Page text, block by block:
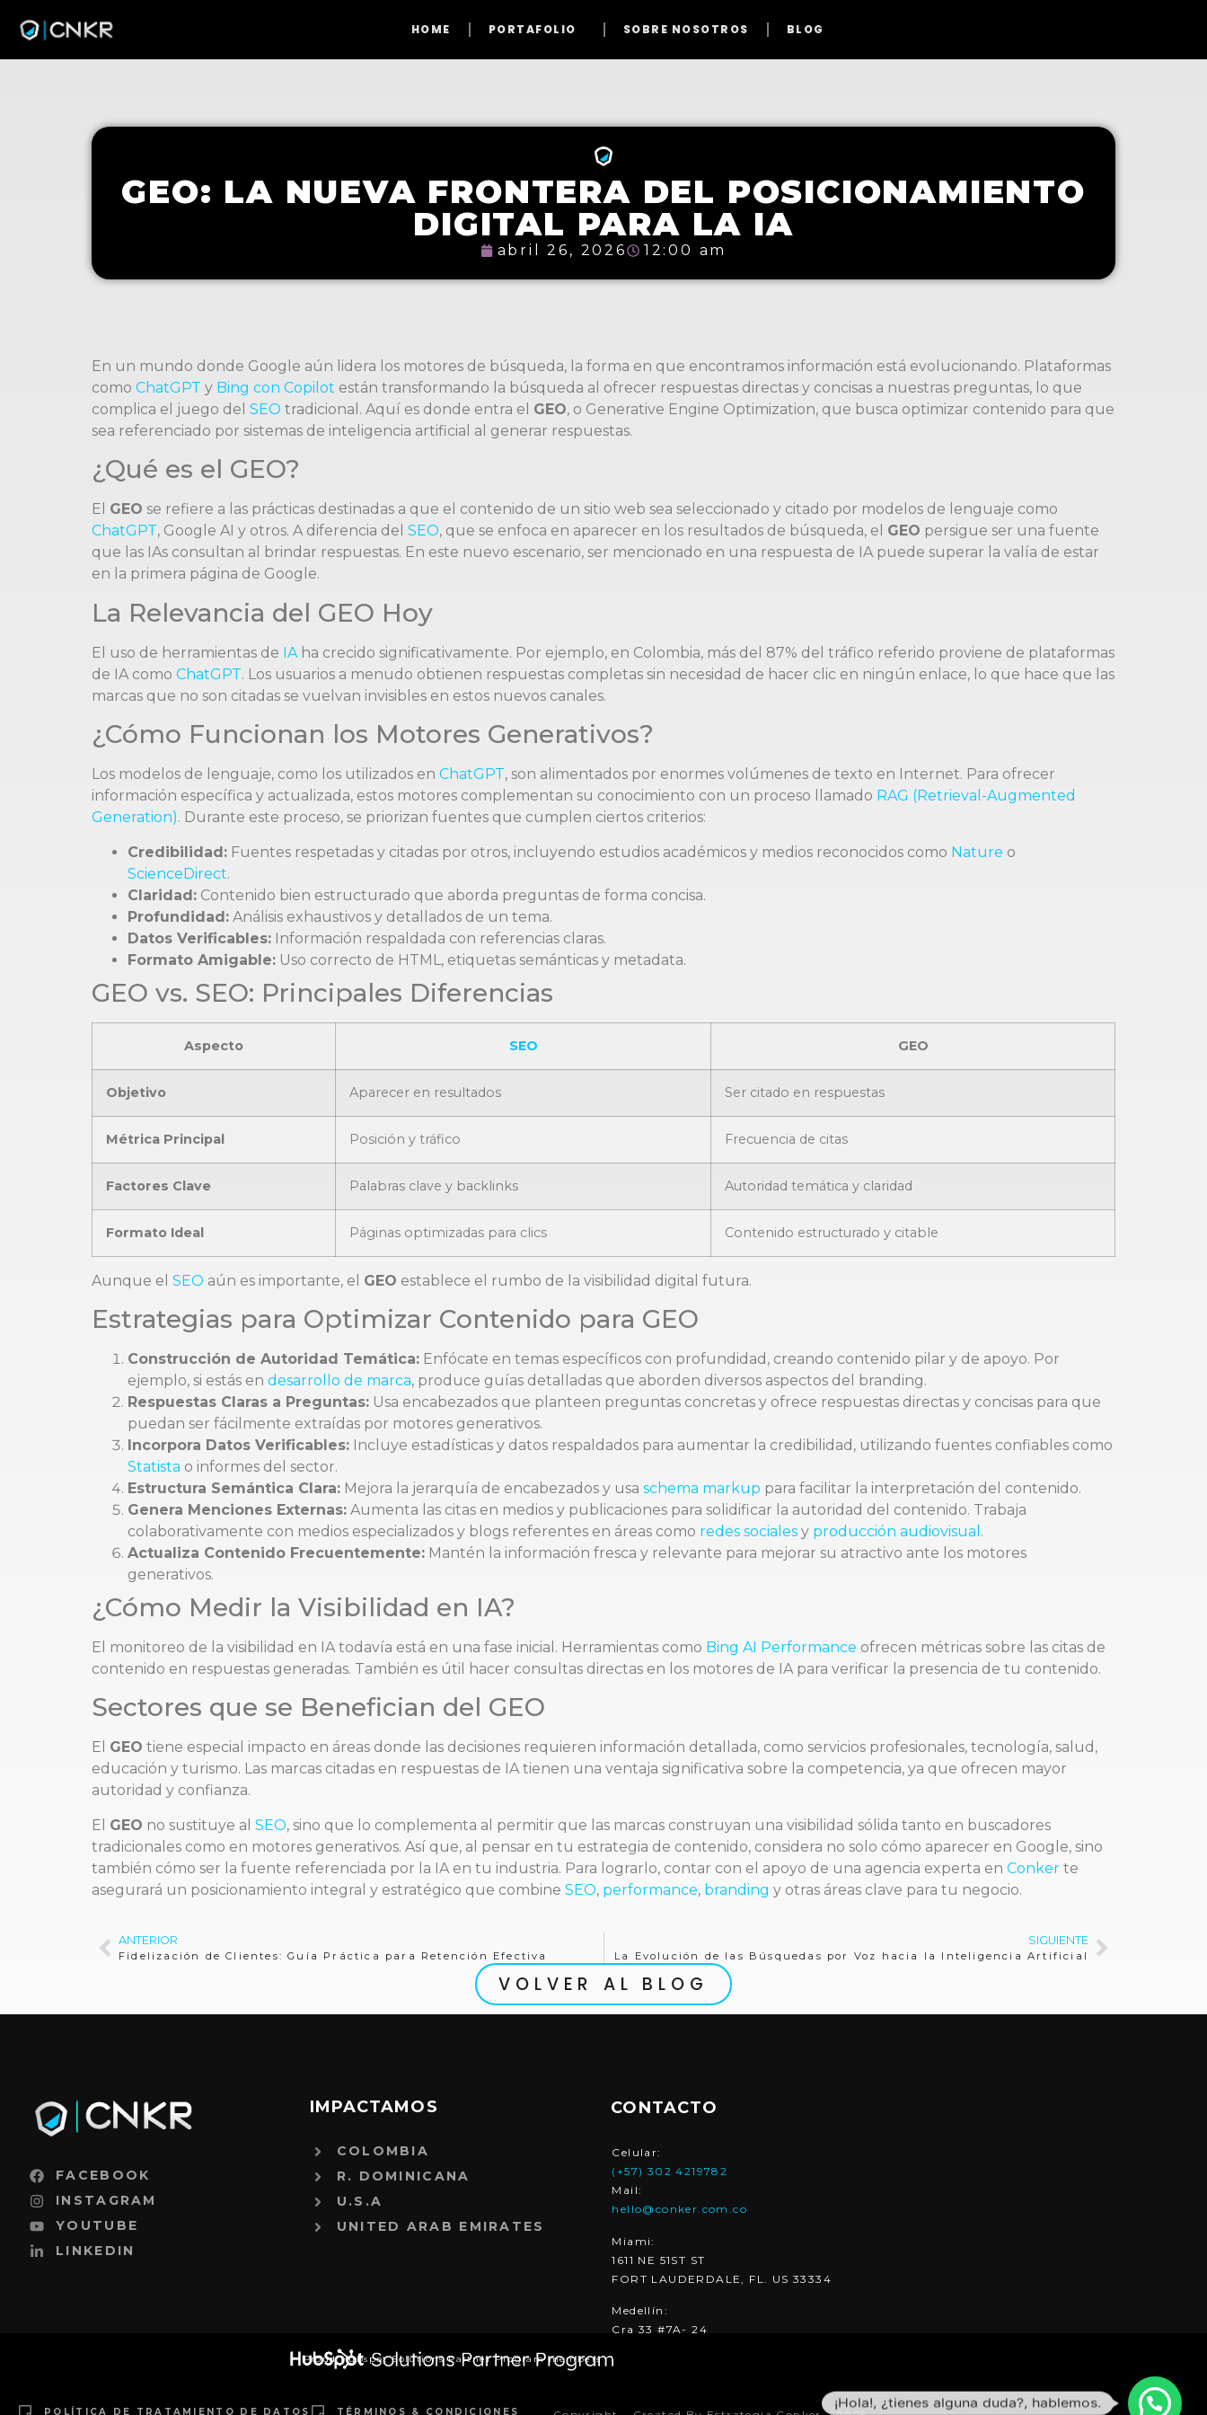
HOME PORTAFOLIO SOBRE NOSOTROS BLOG
GEO: LA NUEVA FRONTERA DEL POSICIONAMIENTO
DIGITAL PARA LA IA
abril 26, 2026 12:00 am
En un mundo donde Google aún lidera los motores de búsqueda, la forma en que encontramos información está evolucionando. Plataformas
como ChatGPT y Bing con Copilot están transformando la búsqueda al ofrecer respuestas directas y concisas a nuestras preguntas, lo que
complica el juego del SEO tradicional. Aquí es donde entra el GEO, o Generative Engine Optimization, que busca optimizar contenido para que
sea referenciado por sistemas de inteligencia artificial al generar respuestas.
¿Qué es el GEO?
El GEO se refiere a las prácticas destinadas a que el contenido de un sitio web sea seleccionado y citado por modelos de lenguaje como
ChatGPT, Google AI y otros. A diferencia del SEO, que se enfoca en aparecer en los resultados de búsqueda, el GEO persigue ser una fuente
que las IAs consultan al brindar respuestas. En este nuevo escenario, ser mencionado en una respuesta de IA puede superar la valía de estar
en la primera página de Google.
La Relevancia del GEO Hoy
El uso de herramientas de IA ha crecido significativamente. Por ejemplo, en Colombia, más del 87% del tráfico referido proviene de plataformas
de IA como ChatGPT. Los usuarios a menudo obtienen respuestas completas sin necesidad de hacer clic en ningún enlace, lo que hace que las
marcas que no son citadas se vuelvan invisibles en estos nuevos canales.
¿Cómo Funcionan los Motores Generativos?
Los modelos de lenguaje, como los utilizados en ChatGPT, son alimentados por enormes volúmenes de texto en Internet. Para ofrecer
información específica y actualizada, estos motores complementan su conocimiento con un proceso llamado RAG (Retrieval-Augmented
Generation). Durante este proceso, se priorizan fuentes que cumplen ciertos criterios:
Credibilidad: Fuentes respetadas y citadas por otros, incluyendo estudios académicos y medios reconocidos como Nature o
ScienceDirect.
Claridad: Contenido bien estructurado que aborda preguntas de forma concisa.
Profundidad: Análisis exhaustivos y detallados de un tema.
Datos Verificables: Información respaldada con referencias claras.
Formato Amigable: Uso correcto de HTML, etiquetas semánticas y metadata.
GEO vs. SEO: Principales Diferencias
Aspecto SEO GEO
Objetivo Aparecer en resultados Ser citado en respuestas
Métrica Principal Posición y tráfico Frecuencia de citas
Factores Clave Palabras clave y backlinks Autoridad temática y claridad
Formato Ideal Páginas optimizadas para clics Contenido estructurado y citable
Aunque el SEO aún es importante, el GEO establece el rumbo de la visibilidad digital futura.
Estrategias para Optimizar Contenido para GEO
Construcción de Autoridad Temática: Enfócate en temas específicos con profundidad, creando contenido pilar y de apoyo. Por
ejemplo, si estás en desarrollo de marca, produce guías detalladas que aborden diversos aspectos del branding.
Respuestas Claras a Preguntas: Usa encabezados que planteen preguntas concretas y ofrece respuestas directas y concisas para que
puedan ser fácilmente extraídas por motores generativos.
Incorpora Datos Verificables: Incluye estadísticas y datos respaldados para aumentar la credibilidad, utilizando fuentes confiables como
Statista o informes del sector.
Estructura Semántica Clara: Mejora la jerarquía de encabezados y usa schema markup para facilitar la interpretación del contenido.
Genera Menciones Externas: Aumenta las citas en medios y publicaciones para solidificar la autoridad del contenido. Trabaja
colaborativamente con medios especializados y blogs referentes en áreas como redes sociales y producción audiovisual .
Actualiza Contenido Frecuentemente: Mantén la información fresca y relevante para mejorar su atractivo ante los motores
generativos.
¿Cómo Medir la Visibilidad en IA?
El monitoreo de la visibilidad en IA todavía está en una fase inicial. Herramientas como Bing AI Performance ofrecen métricas sobre las citas de
contenido en respuestas generadas. También es útil hacer consultas directas en los motores de IA para verificar la presencia de tu contenido.
Sectores que se Benefician del GEO
El GEO tiene especial impacto en áreas donde las decisiones requieren información detallada, como servicios profesionales, tecnología, salud,
educación y turismo. Las marcas citadas en respuestas de IA tienen una ventaja significativa sobre la competencia, ya que ofrecen mayor
autoridad y confianza.
El GEO no sustituye al SEO, sino que lo complementa al permitir que las marcas construyan una visibilidad sólida tanto en buscadores
tradicionales como en motores generativos. Así que, al pensar en tu estrategia de contenido, considera no solo cómo aparecer en Google, sino
también cómo ser la fuente referenciada por la IA en tu industria. Para lograrlo, contar con el apoyo de una agencia experta en Conker te
asegurará un posicionamiento integral y estratégico que combine SEO, performance, branding y otras áreas clave para tu negocio.
ANTERIOR
Fidelización de Clientes: Guía Práctica para Retención Efectiva
SIGUIENTE
La Evolución de las Búsquedas por Voz hacia la Inteligencia Artificial
VOLVER AL BLOG
FACEBOOK
INSTAGRAM
YOUTUBE
LINKEDIN
IMPACTAMOS
COLOMBIA
R. DOMINICANA
U.S.A
UNITED ARAB EMIRATES
CONTACTO
Celular:
(+57) 302 4219782
Mail:
hello@conker.com.co
Miami:
1611 NE 51ST ST
FORT LAUDERDALE, FL. US 33334
Medellín:
Cra 33 #7A- 24
Proud Hubspot Solutions Partner Program members
POLÍTICA DE TRATAMIENTO DE DATOS TÉRMINOS & CONDICIONES
¡Hola!, ¿tienes alguna duda?, hablemos.